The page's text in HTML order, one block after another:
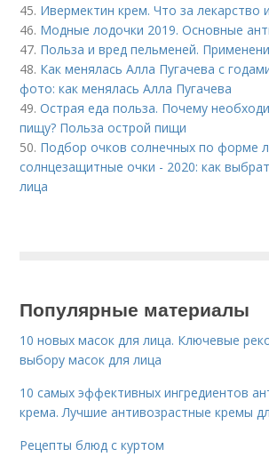
45. Ивермектин крем. Что за лекарство
46. Модные лодочки 2019. Основные
47. Польза и вред пельменей.
48. Как менялась Алла Пугачева с
фото: как менялась Алла Пугачева
49.Острая еда польза. Почему
пищу? Польза острой пищи
50. Подбор очков солнечных по форме
солнцезащитные очки - 2020: как
лица
Популярные материалы
10 новых масок для лица. Ключевые
выбору масок для лица
10 самых эффективных ингредиентов
крема. Лучшие антивозрастные кремы
Рецепты блюд с куртом